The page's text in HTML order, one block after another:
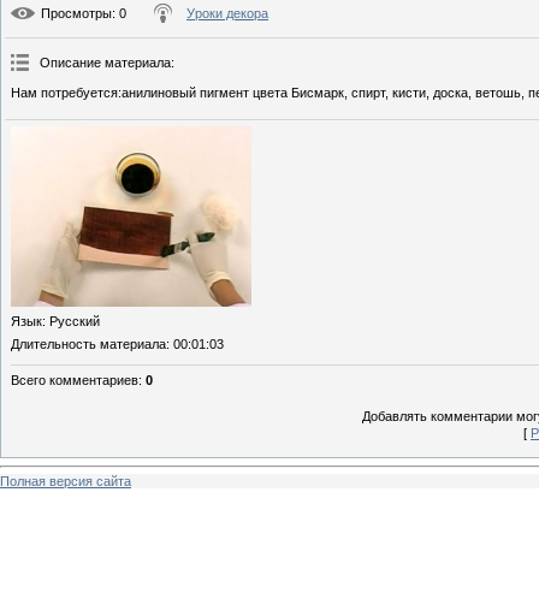
Просмотры: 0 Уроки декора
Описание материала:
Нам потребуется:анилиновый пигмент цвета Бисмарк, спирт, кисти, доска, ветошь,
Язык: Русский
Длительность материала: 00:01:03
Всего комментариев: 0
Добавлять комментарии
[
Полная версия сайта